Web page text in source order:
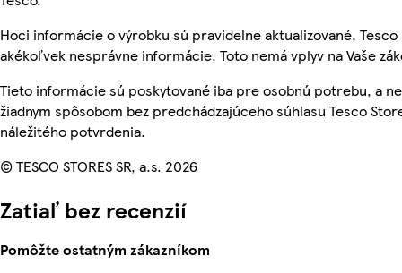
Hoci informácie o výrobku sú pravidelne aktualizované,
akékoľvek nesprávne informácie. Toto nemá vplyv na Vaše
Tieto informácie sú poskytované iba pre osobnú potrebu, a
žiadnym spôsobom bez predchádzajúceho súhlasu Tesco
náležitého potvrdenia.
© TESCO STORES SR, a.s. 2026
Zatiaľ bez recenzií
Pomôžte ostatným zákazníkom